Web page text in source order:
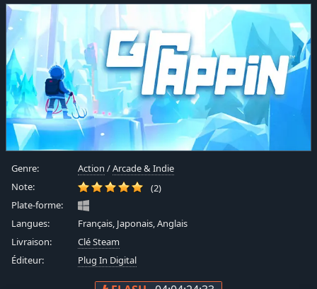
Genre: Action /Arcade & Indie
Note:
(2)
Plate-forme:
Langues:
Français, Japonais, Anglais
Livraison:
Clé Steam
Éditeur:
Plug In Digital